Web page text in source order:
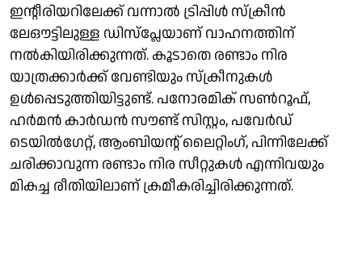
ഇന്റീരിയറിലേക്ക് വന്നാല്‍ ട്രിപ്പിള്‍ സ്‌ക്രീന്‍
ലേഔട്ടിലുള്ള ഡിസ്‌പ്ലേയാണ് വാഹനത്തിന്
നല്‍കിയിരിക്കുന്നത്. കൂടാതെ രണ്ടാം നിര
യാത്രക്കാര്‍ക്ക് വേണ്ടിയും സ്‌ക്രീനുകള്‍
ഉള്‍പ്പെടുത്തിയിട്ടുണ്ട്. പനോരമിക് സണ്‍റൂഫ്,
ഹര്‍മന്‍ കാര്‍ഡന്‍ സൗണ്ട് സിസ്റ്റം, പവേര്‍ഡ്
ടെയില്‍ഗേറ്റ്, ആംബിയന്റ് ലൈറ്റിംഗ്, പിന്നിലേക്ക്
ചരിക്കാവുന്ന രണ്ടാം നിര സീറ്റുകള്‍ എന്നിവയും
മികച്ച രീതിയിലാണ് ക്രമീകരിച്ചിരിക്കുന്നത്.